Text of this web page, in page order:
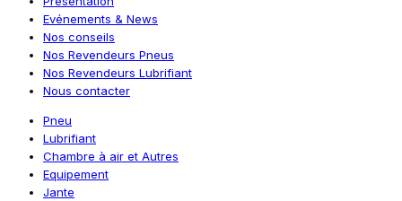
Evénements & News
Nos conseils
Nos Revendeurs Pneus
Nos Revendeurs Lubrifiant
Nous contacter
Pneu
Lubrifiant
Chambre à air et Autres
Equipement
Jante